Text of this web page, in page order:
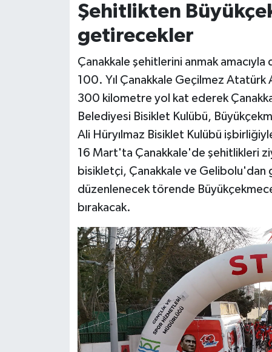
Şehitlikten
getirecekler
Çanakkale şehitlerini anmak
100. Yıl Çanakkale Geçilmez Atatürk
300 kilometre yol kat ederek
Belediyesi Bisiklet Kulübü,
Ali Hüryılmaz Bisiklet Kulübü
16 Mart'ta Çanakkale'de şehitlikleri
bisikletçi, Çanakkale ve Gelibolu'dan
düzenlenecek törende
bırakacak.